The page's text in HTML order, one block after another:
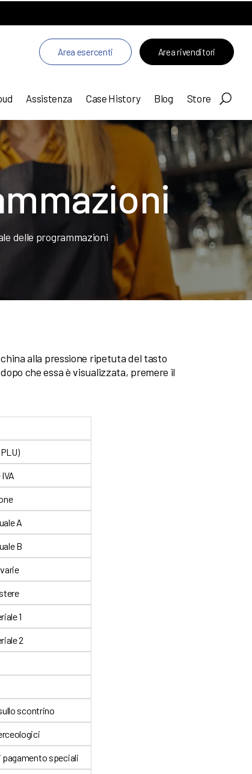
Area esercenti Area rivenditori
Assistenza Case History Blog Store
delle programmazioni
alla pressione ripetuta del tasto
che essa è visualizzata, premere il
A
B
1
2
scontrino
pagamento speciali